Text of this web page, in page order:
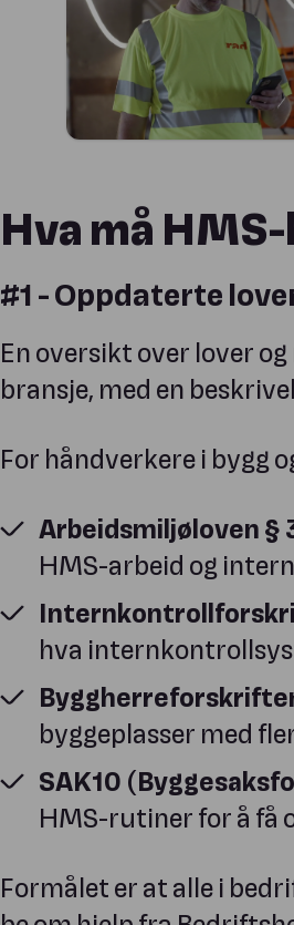
Hva må
#1 - Oppdaterte
En oversikt over lover
bransje, med en
For håndverkere i bygg
Arbeidsmiljøloven §
HMS-arbeid og
hva
byggeplasser med
SAK10
HMS-rutiner for å få
Formålet er at alle i